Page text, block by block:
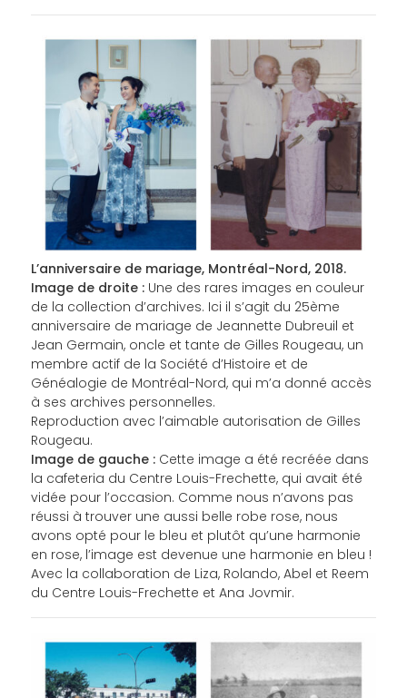
L’anniversaire de mariage, Montréal-Nord, 2018.
Image de droite :Une des rares images en couleur
de la collection d’archives. Ici il s’agit du 25ème
anniversaire de mariage de Jeannette Dubreuil et
Jean Germain, oncle et tante de Gilles Rougeau, un
membre actif de la Société d’Histoire et de
Généalogie de Montréal-Nord, qui m’a donné accès
à ses archives personnelles.
Reproduction avec l’aimable autorisation de Gilles
Rougeau.
Image de gauche :Cette image a été recréée dans
la cafeteria du Centre Louis-Frechette, qui avait été
vidée pour l’occasion. Comme nous n’avons pas
réussi à trouver une aussi belle robe rose, nous
avons opté pour le bleu et plutôt qu’une harmonie
en rose, l’image est devenue une harmonie en bleu !
Avec la collaboration de Liza, Rolando, Abel et Reem
du Centre Louis-Frechette et Ana Jovmir.